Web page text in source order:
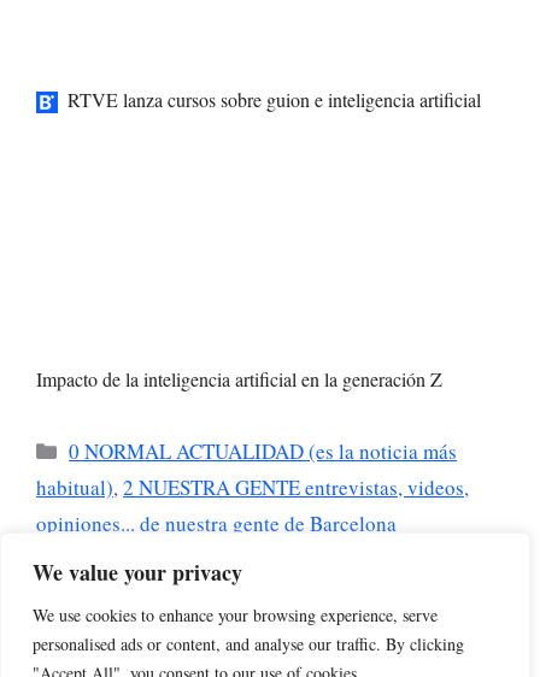
We value your privacy
We use cookies to enhance your browsing experience, serve
personalised ads or content, and analyse our traffic. By clicking
RTVE lanza cursos sobre guion e inteligencia artificial
Impacto de la inteligencia artificial en la generación Z
Categorías
0 NORMAL ACTUALIDAD (es la noticia más
habitual),2 NUESTRA GENTE entrevistas, videos,
opiniones... de nuestra gente de Barcelona
El Gobierno reforma la protección de derechos de
Apple Presenta la Nueva Siri Impulsada por IA